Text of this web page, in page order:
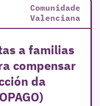
Comunidade
Valenciana
a familias
compensar
da